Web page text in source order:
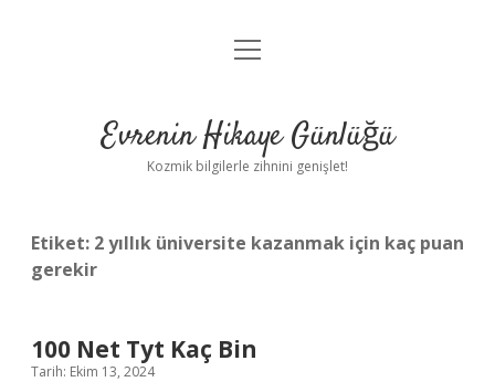
Anasayfa
Yasal Uyarı
menüyü
Evrenin Hikaye Günlüğü
Kozmik bilgilerle zihnini genişlet!
Etiket: 2 yıllık üniversite kazanmak için kaç puan
gerekir
100 Net Tyt Kaç Bin
Tarih: Ekim 13, 2024